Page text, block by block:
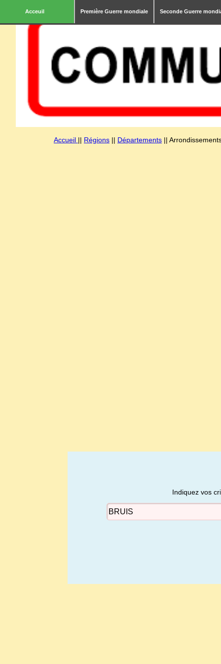
Acceuil Première Guerre mondiale Seconde Guerre
Accueil || Régions || Départements ||
Indiquez vos